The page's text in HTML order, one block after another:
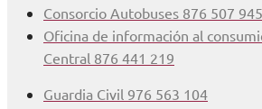
Consorcio Autobuses 876 507 945
Oficina de información al
Central 876 441 219
Guardia Civil 976 563 104